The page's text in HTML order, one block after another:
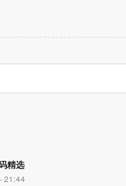
精选
21:44